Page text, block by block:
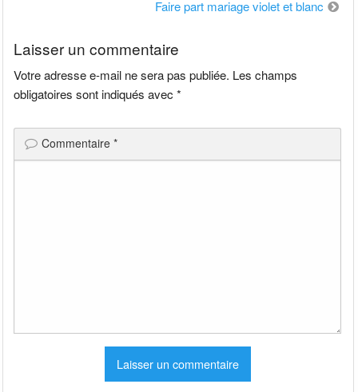
Faire part mariage violet et blanc
Laisser un commentaire
Votre adresse e-mail ne sera pas publiée. Les champs
obligatoires sont indiqués avec*
Commentaire*